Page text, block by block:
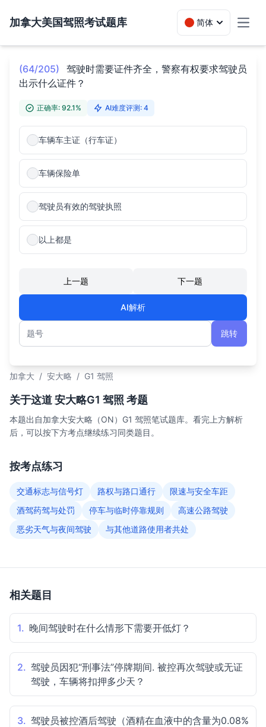
加拿大美国驾照考试题库 简体
(64/205)
驾驶时需要证件齐全，警察有权要求驾驶员
出示什么证件？
正确率: 92.1% AI难度评测: 4
车辆车主证（行车证）
车辆保险单
驾驶员有效的驾驶执照
以上都是
上一题 下一题
AI解析
题号
跳转
加拿大 / 安大略 / G1 驾照
关于这道 安大略G1 驾照 考题
本题出自加拿大安大略（ON）G1 驾照笔试题库。看完上方解析
后，可以按下方考点继续练习同类题目。
按考点练习
交通标志与信号灯 路权与路口通行
限速与安全车距
酒驾药驾与处罚
停车与临时停靠规则
高速公路驾驶
恶劣天气与夜间驾驶
与其他道路使用者共处
相关题目
1. 晚间驾驶时在什么情形下需要开低灯？
2. 驾驶员因犯“刑事法”停牌期间. 被控再次驾驶或无证
驾驶，车辆将扣押多少天？
3. 驾驶员被控酒后驾驶（酒精在血液中的含量为0.08%